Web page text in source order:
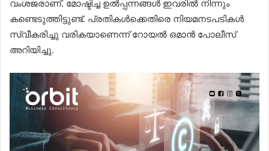
വംശജരാണ്. മോഷ്ടിച്ച ഉല്‍പ്പന്നങ്ങള്‍ ഇവരില്‍ നിന്നും
കണ്ടെടുത്തിട്ടുണ്ട്. പ്രതികള്‍ക്കെതിരെ നിയമനടപടികള്‍
സ്വീകരിച്ചു വരികയാണെന്ന് റോയല്‍ ഒമാൻ പോലീസ്
അറിയിച്ചു.